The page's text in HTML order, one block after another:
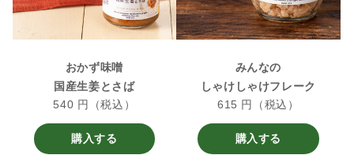
おかず味噌
国産生姜とさば
540 円（税込）
購入する
みんなの
しゃけしゃけフレーク
615 円（税込）
購入する